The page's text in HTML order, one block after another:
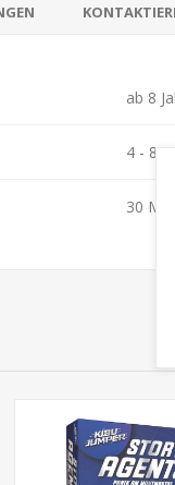
ab 8
4 - 8
30 Min